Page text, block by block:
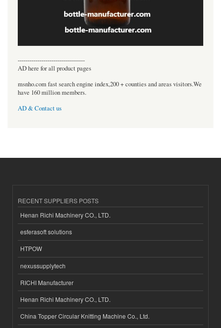
----------------------------------
AD here for all product pages
msnho.com fast search engine index,200 + counties and areas visitors.We
have 160 million members.
AD & Contact us
RECENT SUPPLIERS POSTS
Henan Richi Machinery CO., LTD.
esferasoft solutions
HTPOW
nexussupplytech
RICHI Manufacturer
Henan Richi Machinery CO., LTD.
China Topper Circular Knitting Machine Co., Ltd.